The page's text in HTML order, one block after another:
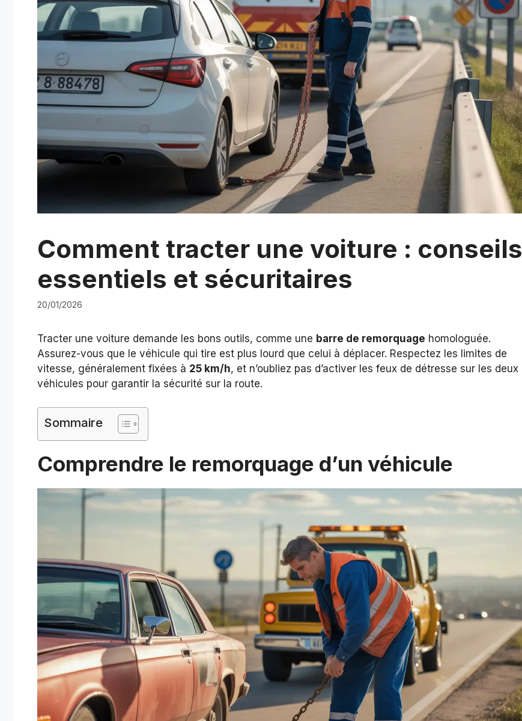
Comment tracter une voiture : conseils
essentiels et sécuritaires
20/01/2026
Tracter une voiture demande les bons outils, comme une barre de remorquage homologuée.
Assurez-vous que le véhicule qui tire est plus lourd que celui à déplacer. Respectez les limites de
vitesse, généralement fixées à 25 km/h, et n’oubliez pas d’activer les feux de détresse sur les deux
véhicules pour garantir la sécurité sur la route.
Sommaire
Comprendre le remorquage d’un véhicule